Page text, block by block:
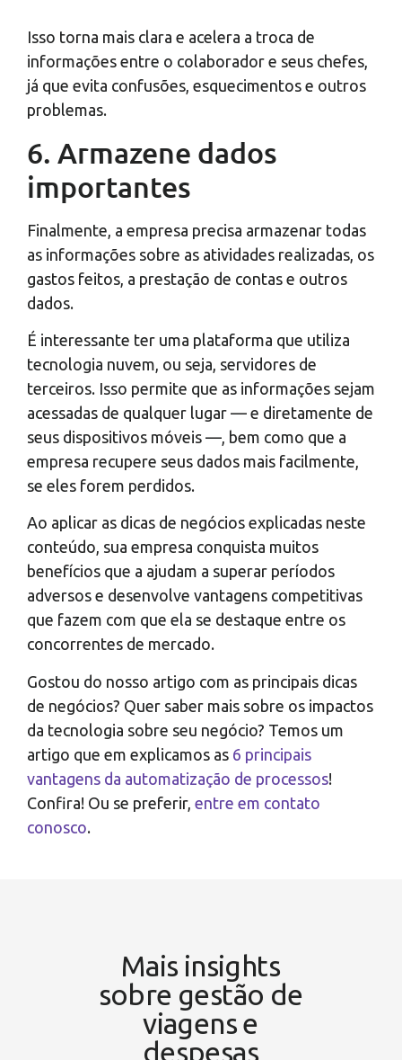
Isso torna mais clara e acelera a troca de
informações entre o colaborador e seus chefes,
já que evita confusões, esquecimentos e outros
problemas.
6. Armazene dados
importantes
Finalmente, a empresa precisa armazenar todas
as informações sobre as atividades realizadas, os
gastos feitos, a prestação de contas e outros
dados.
É interessante ter uma plataforma que utiliza
tecnologia nuvem, ou seja, servidores de
terceiros. Isso permite que as informações sejam
acessadas de qualquer lugar — e diretamente de
seus dispositivos móveis —, bem como que a
empresa recupere seus dados mais facilmente,
se eles forem perdidos.
Ao aplicar as dicas de negócios explicadas neste
conteúdo, sua empresa conquista muitos
benefícios que a ajudam a superar períodos
adversos e desenvolve vantagens competitivas
que fazem com que ela se destaque entre os
concorrentes de mercado.
Gostou do nosso artigo com as principais dicas
de negócios? Quer saber mais sobre os impactos
da tecnologia sobre seu negócio? Temos um
artigo que em explicamos as 6 principais
vantagens da automatização de processos!
Confira! Ou se preferir, entre em contato
conosco.
Mais insights
sobre gestão de
viagens e
despesas